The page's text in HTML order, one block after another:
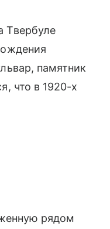
Твербуле
памятник
что в 1920-х
рядом